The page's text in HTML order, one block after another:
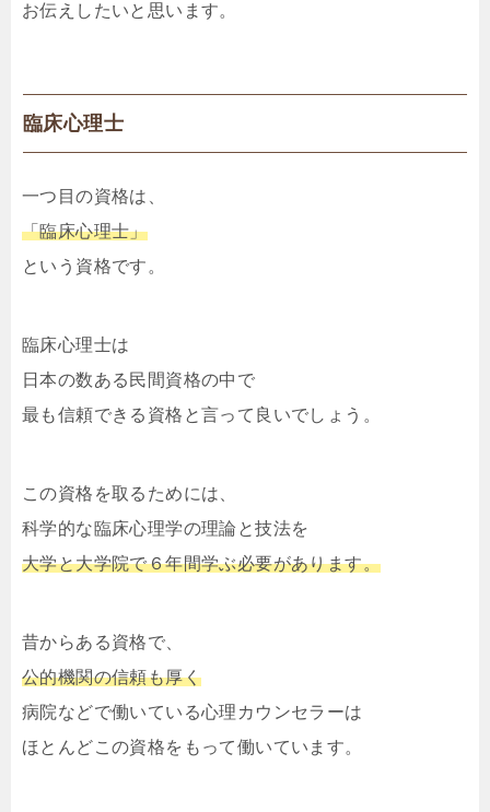
お伝えしたいと思います。
臨床心理士
一つ目の資格は、
「臨床心理士」
という資格です。
臨床心理士は
日本の数ある民間資格の中で
最も信頼できる資格と言って良いでしょう。
この資格を取るためには、
科学的な臨床心理学の理論と技法を
大学と大学院で６年間学ぶ必要があります。
昔からある資格で、
公的機関の信頼も厚く
病院などで働いている心理カウンセラーは
ほとんどこの資格をもって働いています。